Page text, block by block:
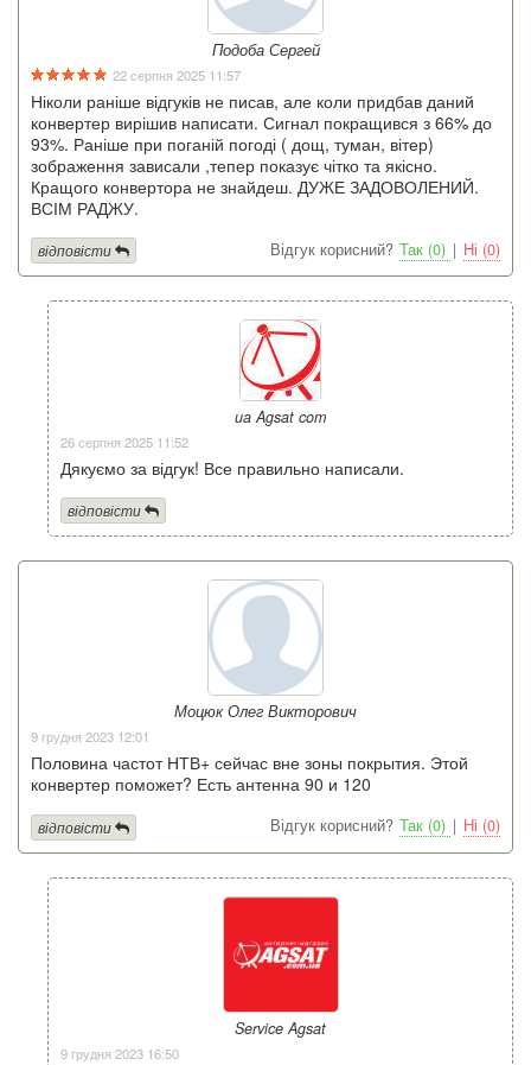
Подоба Сергей
22 серпня 2025 11:57
Ніколи раніше відгуків не писав, але коли придбав даний
конвертер вирішив написати. Сигнал покращився з 66% до
93%. Раніше при поганій погоді ( дощ, туман, вітер)
зображення зависали ,тепер показує чітко та якісно.
Кращого конвертора не знайдеш. ДУЖЕ ЗАДОВОЛЕНИЙ.
ВСІМ РАДЖУ.
Відгук корисний? Так (0) | Ні (0)
відповісти
ua Agsat com
26 серпня 2025 11:52
Дякуємо за відгук! Все правильно написали.
відповісти
Моцюк Олег Викторович
9 грудня 2023 12:01
Половина частот НТВ+ сейчас вне зоны покрытия. Этой
конвертер поможет? Есть антенна 90 и 120
Відгук корисний? Так (0) | Ні (0)
відповісти
Service Agsat
9 грудня 2023 16:50